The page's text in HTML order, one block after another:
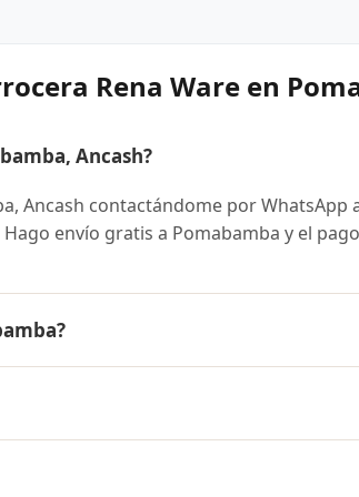
Rena Ware en
Ancash?
Ancash contactándome por WhatsApp
envío gratis a Pomabamba y el
de pago en cuotas desde el 10% de